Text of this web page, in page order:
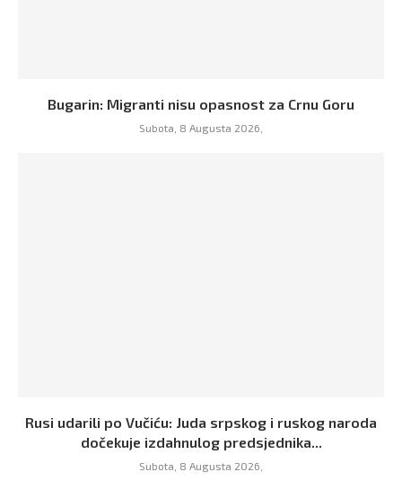
Bugarin: Migranti nisu opasnost za Crnu Goru
Subota, 8 Augusta 2026,
Rusi udarili po Vučiću: Juda srpskog i ruskog naroda
dočekuje izdahnulog predsjednika...
Subota, 8 Augusta 2026,